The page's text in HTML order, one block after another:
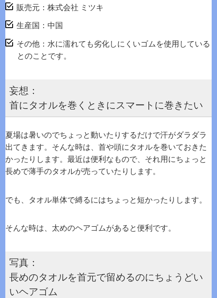
販売元：株式会社 ミツキ
生産国：中国
その他：水に濡れても劣化しにくいゴムを使用している
とのことです。
妄想：
首にタオルを巻くときにスマートに巻きたい
夏場は暑いのでちょっと動いたりするだけで汗がダラダラ
出てきます。そんな時は、首や頭にタオルを巻いておきた
かったりします。最近は便利なもので、それ用にちょっと
長めで薄手のタオルが売っていたりします。
でも、タオル単体で縛るにはちょっと短かったりします。
そんな時は、太めのヘアゴムがあると便利です。
写真：
長めのタオルを首元で留めるのにちょうどい
いヘアゴム